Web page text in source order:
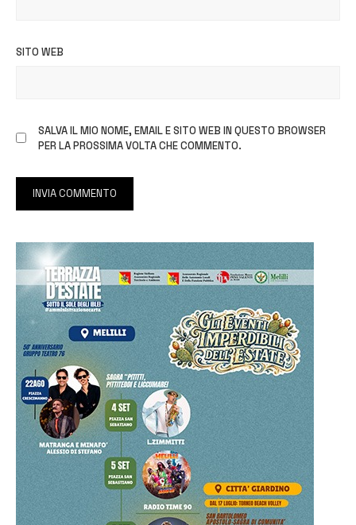
SITO WEB
SALVA IL MIO NOME, EMAIL E SITO WEB IN QUESTO BROWSER
PER LA PROSSIMA VOLTA CHE COMMENTO.